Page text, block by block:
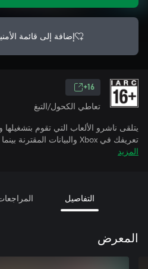
إضافة إلى قائمة
16+
تعاطي الكحول/التبغ
يتلقى ناشرو الألعاب التي تقوم
تعريفك في Xbox والبيانات المقترنة بينما تمارس الألعاب.
المزيد
التفاصيل
المعرض